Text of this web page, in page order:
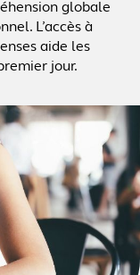
globale
L’accès à
aide les
jour.